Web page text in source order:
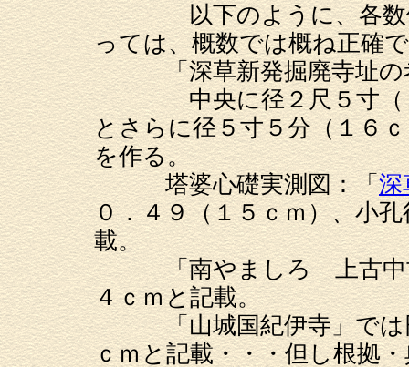
以下のように、各数値
っては、概数では概ね正確
「深草新発掘廃寺址の考
中央に径２尺５寸（７
とさらに径５寸５分（１６
を作る。
塔婆心礎実測図：「深
０．４９（１５ｃｍ）、小
載。
「南やましろ 上古中古
４ｃｍと記載。
「山城国紀伊寺」では円
ｃｍと記載・・・但し根拠